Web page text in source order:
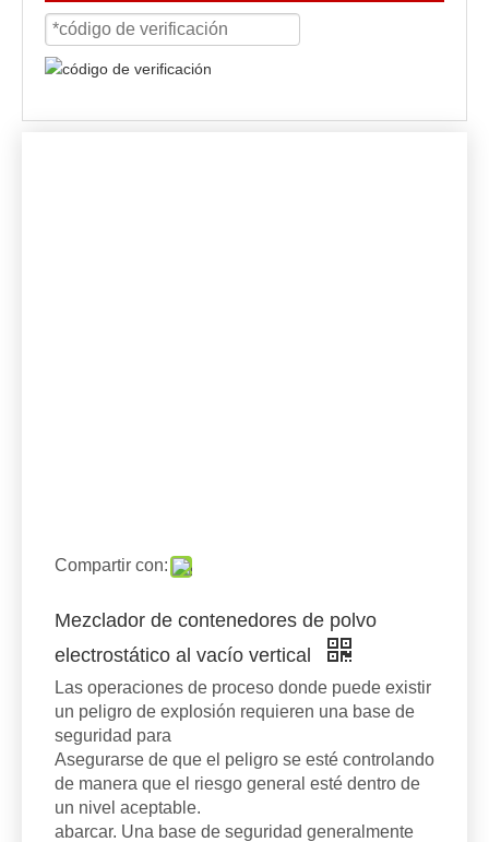
Compartir con:
Mezclador de contenedores de polvo
electrostático al vacío vertical
Las operaciones de proceso donde puede existir
un peligro de explosión requieren una base de
seguridad para
Asegurarse de que el peligro se esté controlando
de manera que el riesgo general esté dentro de
un nivel aceptable.
abarcar. Una base de seguridad generalmente